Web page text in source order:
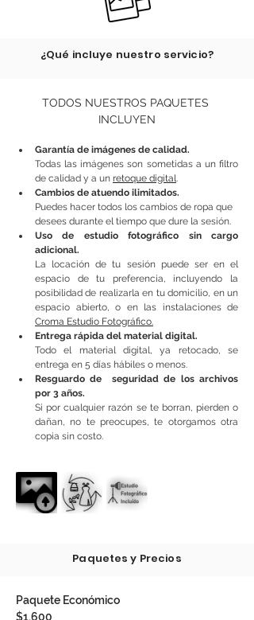
¿Qué incluye nuestro servicio?
TODOS NUESTROS PAQUETES
INCLUYEN
Garantía de imágenes de calidad.
Todas las imágenes son sometidas a un filtro
de calidad y a un retoque digital.
Cambios de atuendo ilimitados.
Puedes hacer todos los cambios de ropa que
desees durante el tiempo que dure la sesión.
Uso de estudio fotográfico sin cargo
adicional.
La locación de tu sesión puede ser en el
espacio de tu preferencia, incluyendo la
posibilidad de realizarla en tu domicilio, en un
Croma Estudio Fotográfico.
Entrega rápida del material digital.
Todo el material digital, ya retocado, se
entrega en 5 días hábiles o menos.
Resguardo de  seguridad de los archivos
por 3 años.
Si por cualquier razón se te borran, pierden o
dañan, no te preocupes, te otorgamos otra
copia sin costo.
Paquetes y Precios
Paquete Económico
$1,600